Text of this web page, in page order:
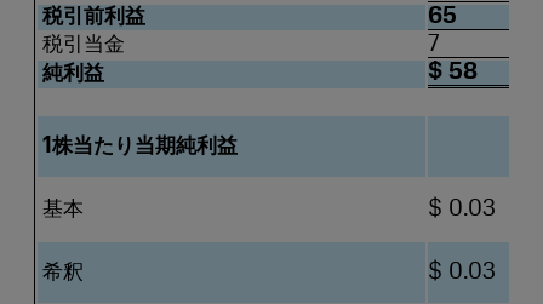
税引前利益
65
税引当金
7
純利益
$ 58
1株当たり当期純利益
基本 $ 0.03
希釈 $ 0.03